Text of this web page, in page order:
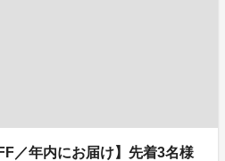
／年内にお届け】先着3名様